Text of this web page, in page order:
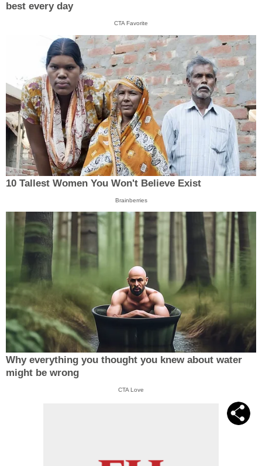
best every day
CTA Favorite
10 Tallest Women You Won't Believe Exist
Brainberries
Why everything you thought you knew about water
might be wrong
CTA Love